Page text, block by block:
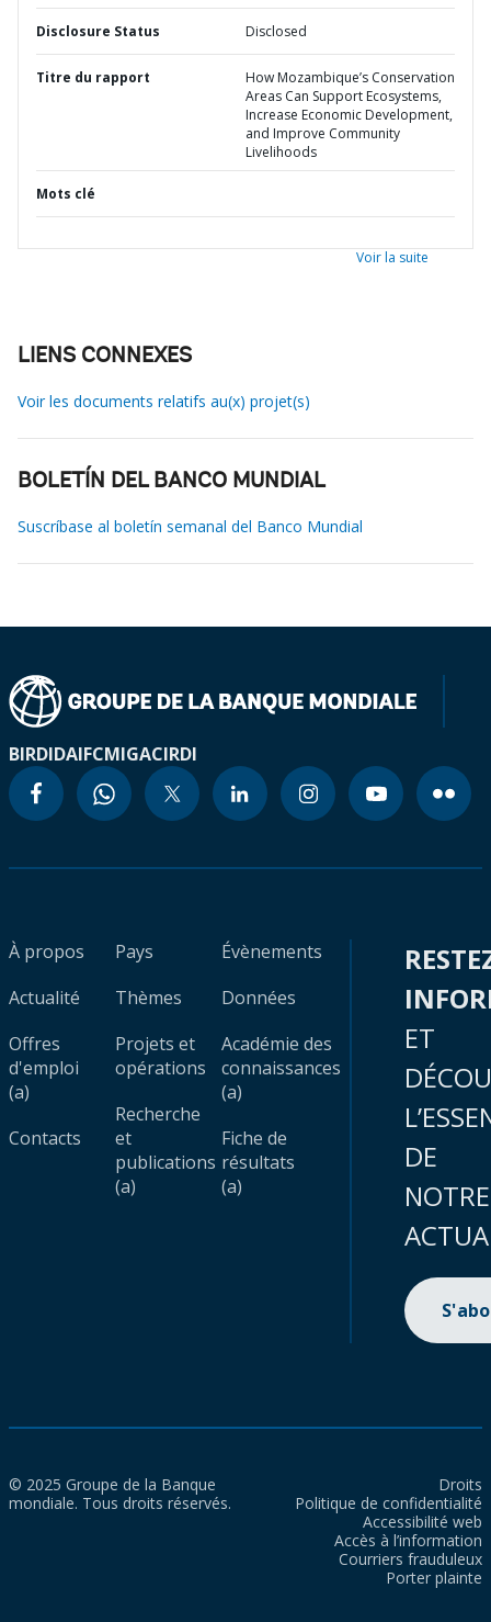
Disclosure Status Disclosed
Titre du rapport
How Mozambique’s Conservation
Areas Can Support Ecosystems,
Increase Economic Development,
and Improve Community
Livelihoods
Mots clé
Voir la suite
LIENS CONNEXES
Voir les documents relatifs au(x) projet(s)
BOLETÍN DEL BANCO MUNDIAL
Suscríbase al boletín semanal del Banco Mundial
BIRDIDAIFCMIGACIRDI
À propos
Actualité
Offres
d'emploi
(a)
Contacts
Pays
Thèmes
Projets et
opérations
Recherche
et
publications
(a)
Évènements
Données
Académie des
connaissances
(a)
Fiche de
résultats
(a)
ET
DE
NOTRE
© 2025 Groupe de la Banque
mondiale. Tous droits réservés.
Droits
Politique de confidentialité
Accessibilité web
Accès à l’information
Courriers frauduleux
Porter plainte